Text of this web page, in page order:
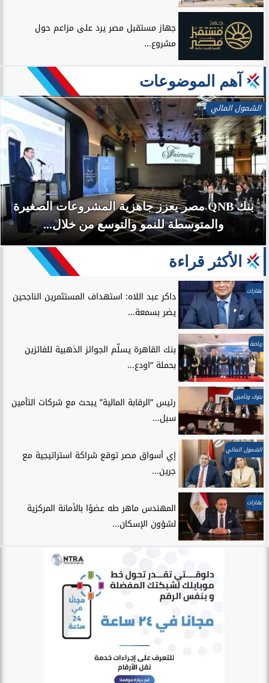
جهاز مستقبل مصر يرد على مزاعم حول
مشروع...
آهم الموضوعات
الشمول المالي
بنك QNB مصر يعزز جاهزية المشروعات الصغيرة
والمتوسطة للنمو والتوسع من خلال...
الأكثر قراءة
عقارات
داكر عبد اللاه: استهداف المستثمرين الناجحين
يضر بسمعة...
رياضة
بنك القاهرة يسلّم الجوائز الذهبية للفائزين
بحملة “اودع...
بنوك وتأمين
رئيس ”الرقابة المالية” يبحث مع شركات التأمين
سبل...
الشمول المالي
إي أسواق مصر توقع شراكة استراتيجية مع
جرين...
عقارات
المهندس ماهر طه عضوًا بالأمانة المركزية
لشؤون الإسكان...